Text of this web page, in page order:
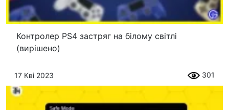
Контролер PS4 застряг на білому світлі
(вирішено)
17 Кві 2023 301